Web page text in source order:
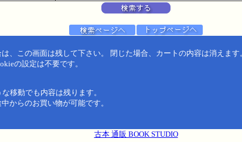
、この画面は残して下さい。 閉じた場合、カートの内容は消えま
の設定は不要です。
移動でも内容は残ります。
からのお買い物が可能です。
古本 通販 BOOK STUDIO